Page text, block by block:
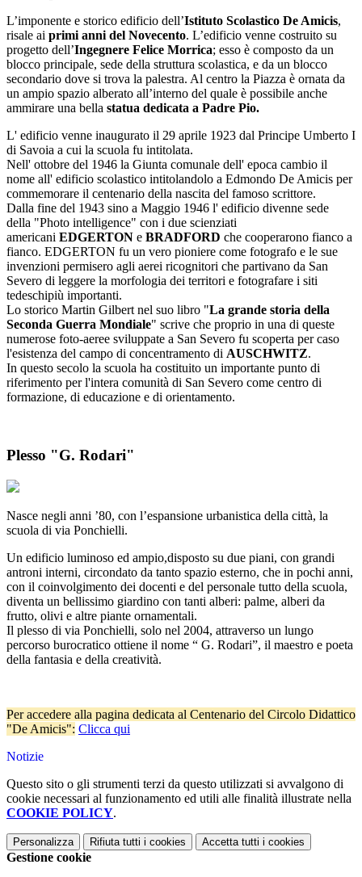
L’imponente e storico edificio dell’Istituto Scolastico De Amicis,
risale ai primi anni del Novecento. L’edificio venne costruito su
progetto dell’Ingegnere Felice Morrica; esso è composto da un
blocco principale, sede della struttura scolastica, e da un blocco
secondario dove si trova la palestra. Al centro la Piazza è ornata da
un ampio spazio alberato all’interno del quale è possibile anche
ammirare una bella statua dedicata a Padre Pio.
L' edificio venne inaugurato il 29 aprile 1923 dal Principe Umberto I
di Savoia a cui la scuola fu intitolata.
Nell' ottobre del 1946 la Giunta comunale dell' epoca cambio il
nome all' edificio scolastico intitolandolo a Edmondo De Amicis per
commemorare il centenario della nascita del famoso scrittore.
Dalla fine del 1943 sino a Maggio 1946 l' edificio divenne sede
della "Photo intelligence" con i due scienziati
americani EDGERTON e BRADFORD che cooperarono fianco a
fianco. EDGERTON fu un vero pioniere come fotografo e le sue
invenzioni permisero agli aerei ricognitori che partivano da San
Severo di leggere la morfologia dei territori e fotografare i siti
tedeschipiù importanti.
Lo storico Martin Gilbert nel suo libro "La grande storia della
Seconda Guerra Mondiale" scrive che proprio in una di queste
numerose foto-aeree sviluppate a San Severo fu scoperta per caso
l'esistenza del campo di concentramento di AUSCHWITZ.
In questo secolo la scuola ha costituito un importante punto di
riferimento per l'intera comunità di San Severo come centro di
formazione, di educazione e di orientamento.
Plesso "G. Rodari"
Nasce negli anni ’80, con l’espansione urbanistica della città, la
scuola di via Ponchielli.
Un edificio luminoso ed ampio,disposto su due piani, con grandi
antroni interni, circondato da tanto spazio esterno, che in pochi anni,
con il coinvolgimento dei docenti e del personale tutto della scuola,
diventa un bellissimo giardino con tanti alberi: palme, alberi da
frutto, olivi e altre piante ornamentali.
Il plesso di via Ponchielli, solo nel 2004, attraverso un lungo
percorso burocratico ottiene il nome “ G. Rodari”, il maestro e poeta
della fantasia e della creatività.
Per accedere alla pagina dedicata al Centenario del Circolo Didattico
"De Amicis": Clicca qui
Notizie
Questo sito o gli strumenti terzi da questo utilizzati si avvalgono di
cookie necessari al funzionamento ed utili alle finalità illustrate nella
COOKIE POLICY.
Personalizza Rifiuta tutti i cookies Accetta tutti i cookies
Gestione cookie